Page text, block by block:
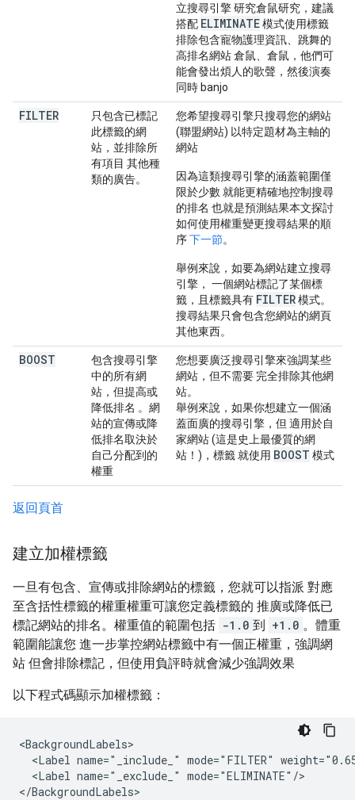
立搜尋引擎 研究倉鼠研究，建議
搭配 ELIMINATE模式使用標籤
排除包含寵物護理資訊、跳舞的
高排名網站 倉鼠、倉鼠，他們可
能會發出煩人的歌聲，然後演奏
同時 banjo
FILTER
只包含已標記
此標籤的網
站，並排除所
有項目 其他種
類的廣告。
您希望搜尋引擎只搜尋您的網站
(聯盟網站) 以特定題材為主軸的
網站
因為這類搜尋引擎的涵蓋範圍僅
限於少數 就能更精確地控制搜尋
的排名 也就是預測結果本文探討
如何使用權重變更搜尋結果的順
序下一節。
舉例來說，如要為網站建立搜尋
引擎， 一個網站標記了某個標
籤，且標籤具有 FILTER模式。
搜尋結果只會包含您網站的網頁
其他東西。
BOOST
包含搜尋引擎
中的所有網
站，但提高或
降低排名 。網
站的宣傳或降
低排名取決於
自己分配到的
權重
您想要廣泛搜尋引擎來強調某些
網站，但不需要 完全排除其他網
站。
舉例來說，如果你想建立一個涵
蓋面廣的搜尋引擎，但 適用於自
家網站 (這是史上最優質的網
站！)，標籤 就使用 BOOST 模式
返回頁首
建立加權標籤
一旦有包含、宣傳或排除網站的標籤，您就可以指派 對應
至含括性標籤的權重權重可讓您定義標籤的 推廣或降低已
標記網站的排名。權重值的範圍包括 -1.0 到 +1.0 。體重
範圍能讓您 進一步掌控網站標籤中有一個正權重，強調網
站 但會排除標記，但使用負評時就會減少強調效果
以下程式碼顯示加權標籤：
<BackgroundLabels>
<Label name="_include_" mode="FILTER"
  <Label name="_exclude_" mode="ELIMINATE"/>
</BackgroundLabels>